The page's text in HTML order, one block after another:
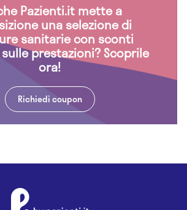
Pazienti.it mette a
una selezione di
sanitarie con sconti
prestazioni? Scoprile
ora!
Richiedi coupon